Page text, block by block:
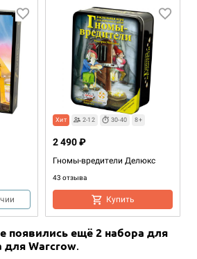
Хит 2-12 30-40 8+
Гномы-вредители Делюкс
43 отзыва
2 490 ₽
Купить
появились ещё 2 набора для
для Warcrow